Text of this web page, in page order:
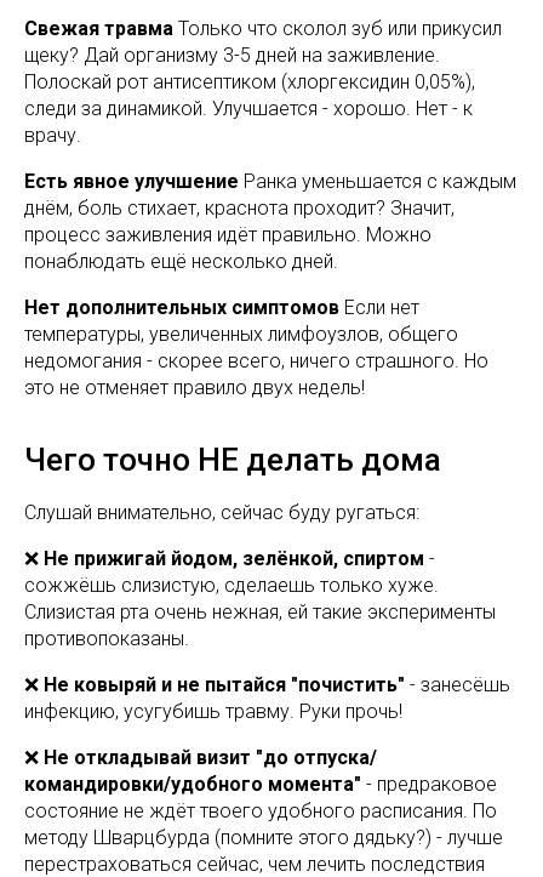
Свежая травма Только что сколол зуб или прикусил
щеку? Дай организму 3-5 дней на заживление.
Полоскай рот антисептиком (хлоргексидин 0,05%),
следи за динамикой. Улучшается - хорошо. Нет - к
врачу.
Есть явное улучшение Ранка уменьшается с каждым
днём, боль стихает, краснота проходит? Значит,
процесс заживления идёт правильно. Можно
понаблюдать ещё несколько дней.
Нет дополнительных симптомов Если нет
температуры, увеличенных лимфоузлов, общего
недомогания - скорее всего, ничего страшного. Но
это не отменяет правило двух недель!
Чего точно НЕ делать дома
Слушай внимательно, сейчас буду ругаться:
❌ Не прижигай йодом, зелёнкой, спиртом -
сожжёшь слизистую, сделаешь только хуже.
Слизистая рта очень нежная, ей такие эксперименты
противопоказаны.
❌ Не ковыряй и не пытайся "почистить" - занесёшь
инфекцию, усугубишь травму. Руки прочь!
❌ Не откладывай визит "до отпуска/
командировки/удобного момента" - предраковое
состояние не ждёт твоего удобного расписания. По
методу Шварцбурда (помните этого дядьку?) - лучше
перестраховаться сейчас, чем лечить последствия